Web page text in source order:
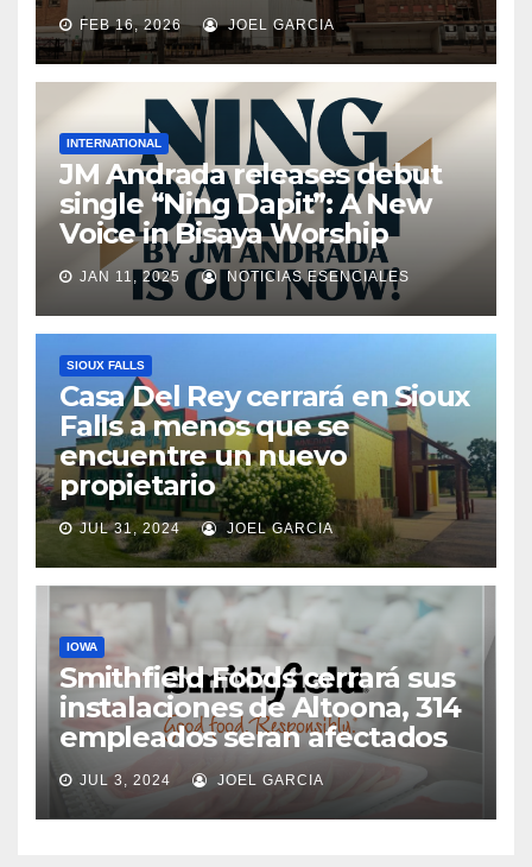
FEB 16, 2026 JOEL GARCIA
INTERNATIONAL
JM Andrada releases debut
single “Ning Dapit”: A New
Voice in Bisaya Worship
JAN 11, 2025 NOTICIAS ESENCIALES
SIOUX FALLS
Casa Del Rey cerrará en Sioux
Falls a menos que se
encuentre un nuevo
propietario
JUL 31, 2024 JOEL GARCIA
IOWA
Smithfield Foods cerrará sus
instalaciones de Altoona, 314
empleados seran afectados
JUL 3, 2024 JOEL GARCIA